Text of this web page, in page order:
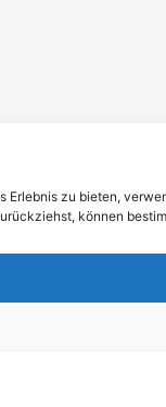
Erlebnis zu bieten,
können